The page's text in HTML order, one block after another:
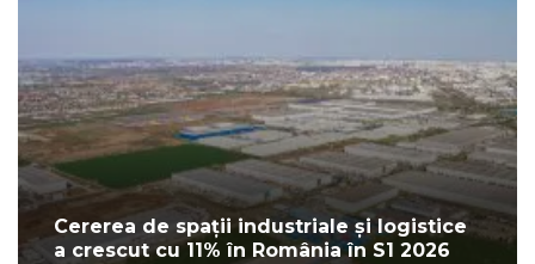
Cererea de spații industriale și logistice
a crescut cu 11% în România în S1 2026